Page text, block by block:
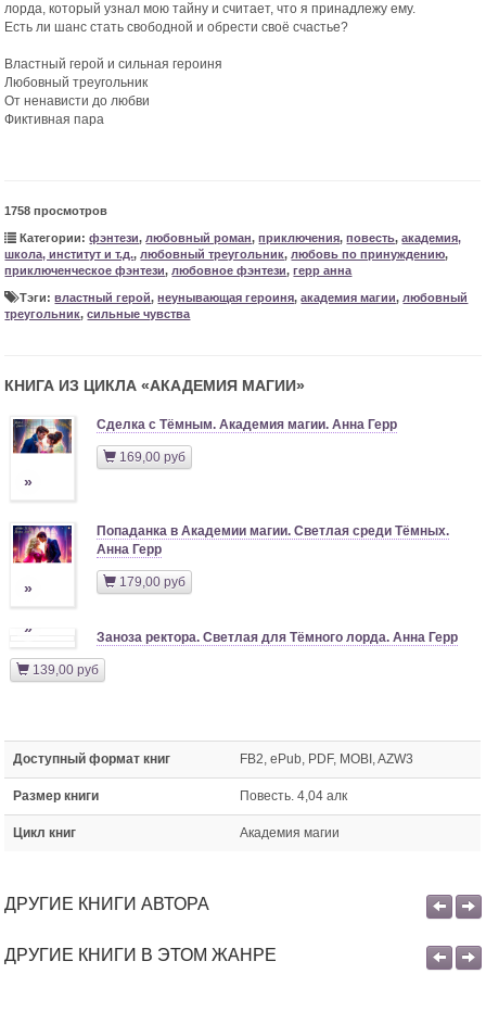
лорда, который узнал мою тайну и считает, что я принадлежу ему.
Есть ли шанс стать свободной и обрести своё счастье?
Властный герой и сильная героиня
Любовный треугольник
От ненависти до любви
Фиктивная пара
1758 просмотров
Категории:фэнтези, любовный роман,приключения,повесть,академия,
школа, институт и т.д., любовный треугольник, любовь по принуждению,
приключенческое фэнтези, любовное фэнтези,герр анна
Тэги:властный герой,неунывающая героиня,академия магии, любовный
треугольник,сильные чувства
КНИГА ИЗ ЦИКЛА «АКАДЕМИЯ МАГИИ»
»
Сделка с Тёмным. Академия магии. Анна Герр
169,00 руб
»
Попаданка в Академии магии. Светлая среди Тёмных.
Анна Герр
179,00 руб
» Заноза ректора. Светлая для Тёмного лорда. Анна Герр
139,00 руб
Доступный формат книг FB2, ePub, PDF, MOBI, AZW3
Размер книги Повесть. 4,04 алк
Цикл книг Академия магии
ДРУГИЕ КНИГИ АВТОРА
ДРУГИЕ КНИГИ В ЭТОМ ЖАНРЕ